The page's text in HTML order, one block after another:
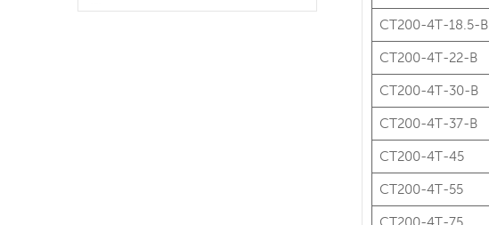
CT200-4T-18.5-B
CT200-4T-22-B
CT200-4T-30-B
CT200-4T-37-B
CT200-4T-45
CT200-4T-55
CT200-4T-75